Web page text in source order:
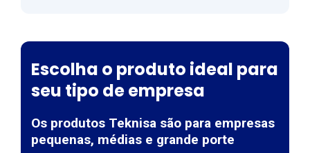
Escolha o produto ideal para
seu tipo de empresa
Os produtos Teknisa são para empresas
pequenas, médias e grande porte